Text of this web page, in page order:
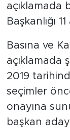
açıklamada
Başkanlığı
Basına ve
açıklamada
2019
seçimler
onayına
başkan